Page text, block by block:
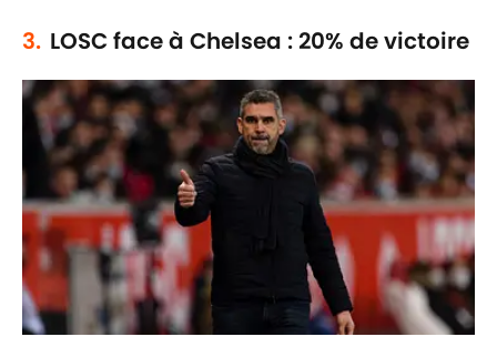
3. LOSC face à Chelsea : 20% de victoire